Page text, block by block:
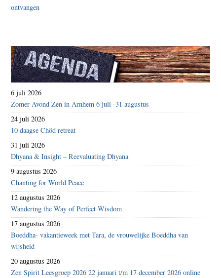
6 juli 2026
Zomer Avond Zen in Arnhem 6 juli -31 augustus
24 juli 2026
10 daagse Chöd retreat
31 juli 2026
Dhyana & Insight – Reevaluating Dhyana
9 augustus 2026
Chanting for World Peace
12 augustus 2026
Wandering the Way of Perfect Wisdom
17 augustus 2026
Boeddha- vakantieweek met Tara, de vrouwelijke Boeddha van
wijsheid
20 augustus 2026
Zen Spirit Leesgroep 2026 22 januari t/m 17 december 2026 online